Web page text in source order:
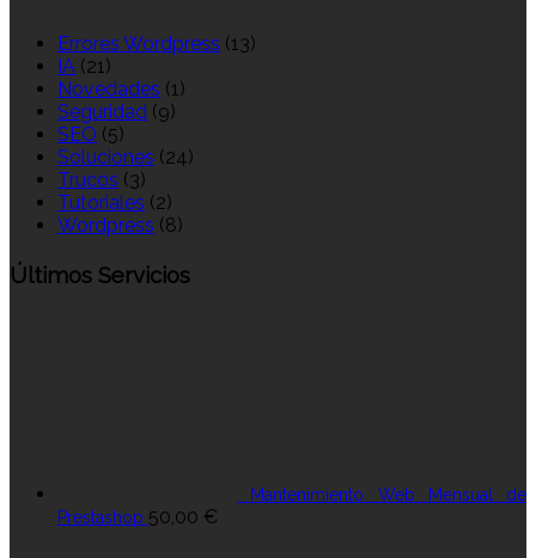
Errores Wordpress (13)
IA (21)
Novedades (1)
Seguridad (9)
SEO (5)
Soluciones (24)
Trucos (3)
Tutoriales (2)
Wordpress (8)
Últimos Servicios
Mantenimiento Web Mensual de
Prestashop 50,00 €